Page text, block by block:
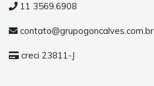
11 3569.6908
contato@grupogoncalves.com.br
creci 23811-J